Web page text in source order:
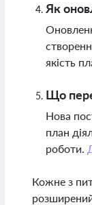
Як
якість
Що
Нова
план
роботи.
Кожне з